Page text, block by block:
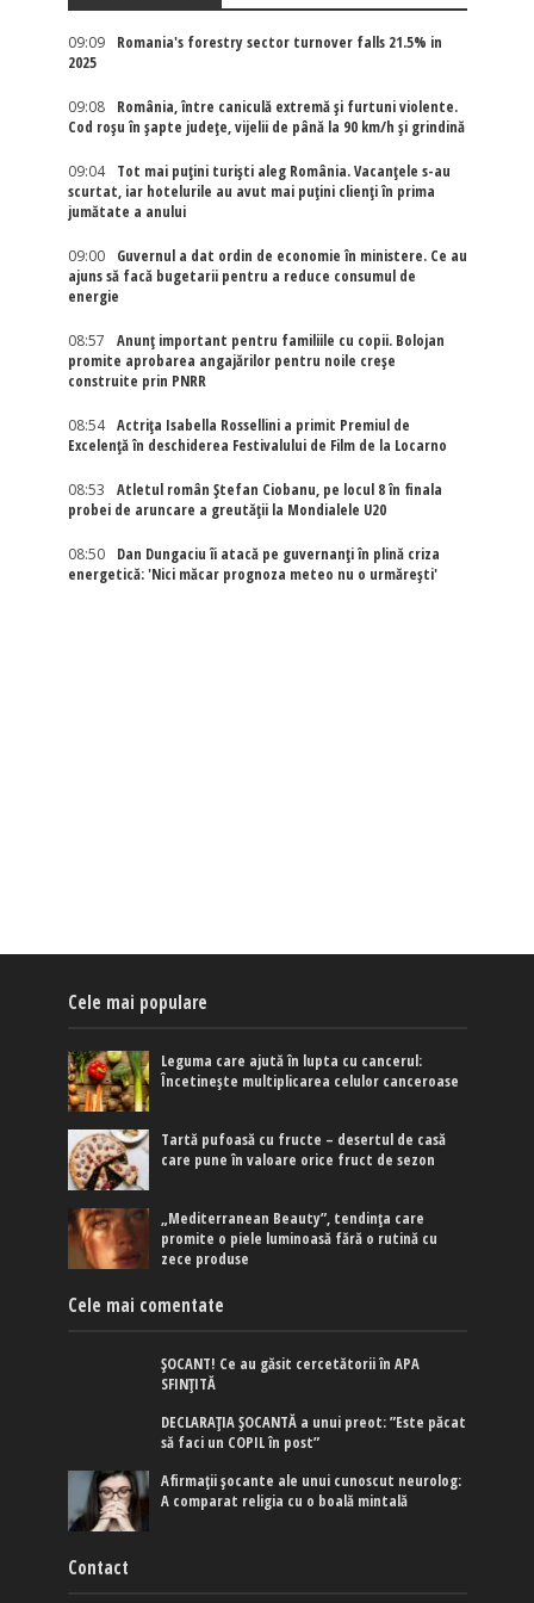
09:09
Romania's forestry sector turnover falls 21.5% in
2025
09:08
România, între caniculă extremă și furtuni violente.
Cod roșu în șapte județe, vijelii de până la 90 km/h și grindină
09:04
Tot mai puțini turiști aleg România. Vacanțele s-au
scurtat, iar hotelurile au avut mai puțini clienți în prima
jumătate a anului
09:00
Guvernul a dat ordin de economie în ministere. Ce au
ajuns să facă bugetarii pentru a reduce consumul de
energie
08:57
Anunț important pentru familiile cu copii. Bolojan
promite aprobarea angajărilor pentru noile creșe
construite prin PNRR
08:54
Actriţa Isabella Rossellini a primit Premiul de
Excelenţă în deschiderea Festivalului de Film de la Locarno
08:53
Atletul român Ștefan Ciobanu, pe locul 8 în finala
probei de aruncare a greutății la Mondialele U20
08:50
Dan Dungaciu îi atacă pe guvernanți în plină criza
energetică: 'Nici măcar prognoza meteo nu o urmărești'
Cele mai populare
Leguma care ajută în lupta cu cancerul:
Încetinește multiplicarea celulor canceroase
Tartă pufoasă cu fructe – desertul de casă
care pune în valoare orice fruct de sezon
„Mediterranean Beauty”, tendința care
promite o piele luminoasă fără o rutină cu
zece produse
Cele mai comentate
ȘOCANT! Ce au găsit cercetătorii în APA
SFINȚITĂ
DECLARAȚIA ȘOCANTĂ a unui preot: ”Este păcat
să faci un COPIL în post”
Afirmaţii şocante ale unui cunoscut neurolog:
A comparat religia cu o boală mintală
Contact